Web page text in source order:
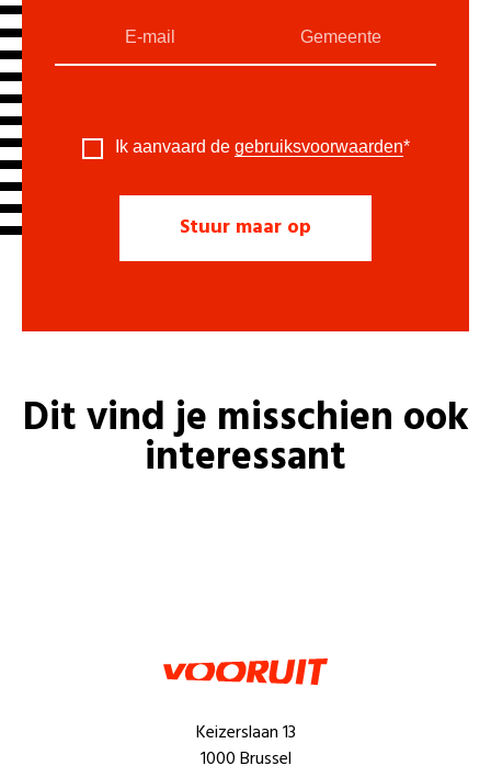
Ik aanvaard de gebruiksvoorwaarden*
Dit vind je misschien ook
interessant
Keizerslaan 13
1000 Brussel